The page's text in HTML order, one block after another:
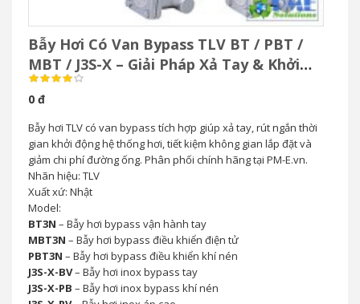
Bẫy Hơi Có Van Bypass TLV BT / PBT /
MBT / J3S-X – Giải Pháp Xả Tay & Khởi
Động Nhanh Hệ Thống Hơi
0 đ
Bẫy hơi TLV có van bypass tích hợp giúp xả tay, rút ngắn thời
gian khởi động hệ thống hơi, tiết kiệm không gian lắp đặt và
giảm chi phí đường ống. Phân phối chính hãng tại PM-E.vn.
Nhãn hiệu: TLV
Xuất xứ: Nhật
Model:
BT3N – Bẫy hơi bypass vận hành tay
MBT3N – Bẫy hơi bypass điều khiển điện tử
PBT3N – Bẫy hơi bypass điều khiển khí nén
J3S-X-BV– Bẫy hơi inox bypass tay
J3S-X-PB – Bẫy hơi inox bypass khí nén